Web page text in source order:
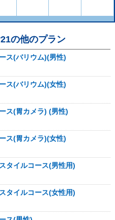
の他のプラン
ス(バリウム)(男性)
ス(バリウム)(女性)
ス(胃カメラ) (男性)
ス(胃カメラ)(女性)
タイルコース(男性用)
タイルコース(女性用)